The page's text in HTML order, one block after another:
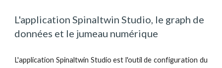
L'application Spinaltwin Studio, le graph de
données et le jumeau numérique
L'application Spinaltwin Studio est l'outil de configuration du